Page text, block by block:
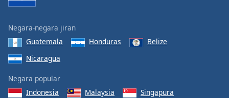
Negara-negara jiran
Guatemala
Honduras
Belize
Nicaragua
Negara popular
Indonesia
Malaysia
Singapura